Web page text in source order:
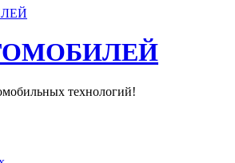
технологий!